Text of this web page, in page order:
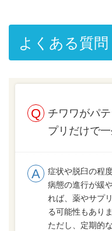
よくある質問
チワワがパ
プリだけで
症状や脱臼の程
病態の進行が緩
れば、薬やサプ
る可能性もありま
ただし、定期的